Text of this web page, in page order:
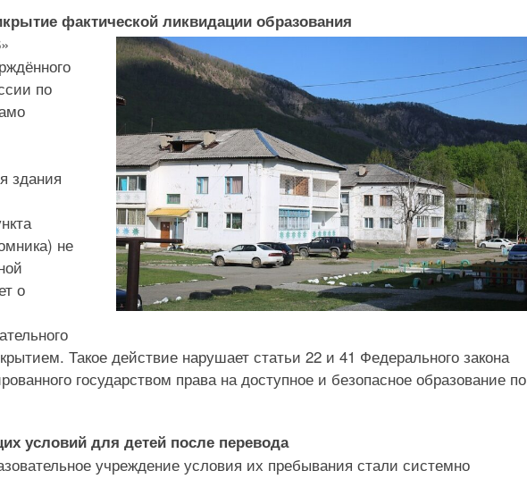
фактической ликвидации образования
по
здания
не
о
Такое действие нарушает статьи 22 и 41 Федерального закона
государством права на доступное и безопасное образование по
условий для детей после перевода
учреждение условия их пребывания стали системно